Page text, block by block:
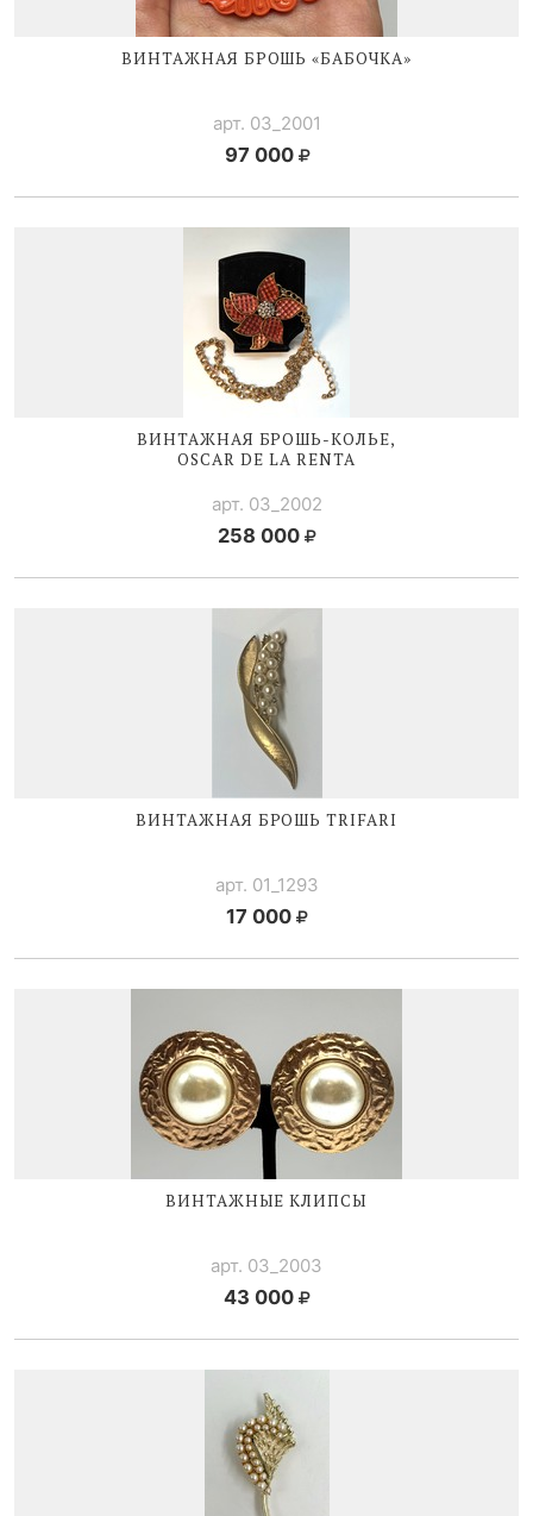
ВИНТАЖНАЯ БРОШЬ «БАБОЧКА»
арт. 03_2001
97 000
ВИНТАЖНАЯ БРОШЬ-КОЛЬЕ,
OSCAR DE LA RENTA
арт. 03_2002
258 000
ВИНТАЖНАЯ БРОШЬ TRIFARI
арт. 01_1293
17 000
ВИНТАЖНЫЕ КЛИПСЫ
арт. 03_2003
43 000